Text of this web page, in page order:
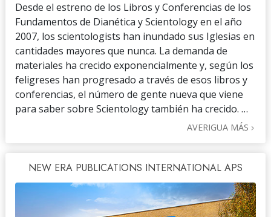
Desde el estreno de los Libros y Conferencias de los
Fundamentos de Dianética y Scientology en el año
2007, los scientologists han inundado sus Iglesias en
cantidades mayores que nunca. La demanda de
materiales ha crecido exponencialmente y, según los
feligreses han progresado a través de esos libros y
conferencias, el número de gente nueva que viene
para saber sobre Scientology también ha crecido. …
AVERIGUA MÁS
NEW ERA PUBLICATIONS INTERNATIONAL APS